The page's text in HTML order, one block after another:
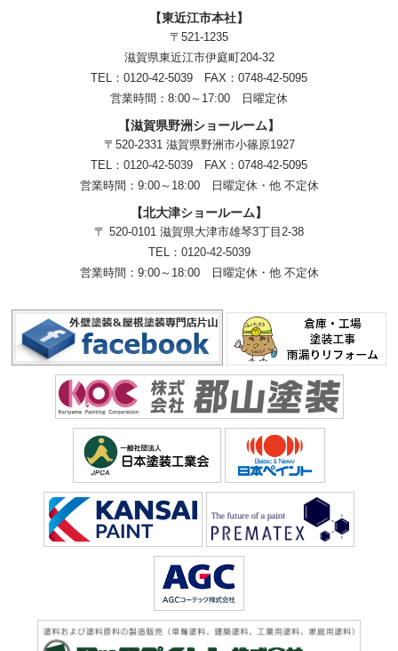
【東近江市本社】
〒521-1235
滋賀県東近江市伊庭町204-32
TEL：0120-42-5039 FAX：0748-42-5095
営業時間：8:00～17:00 日曜定休
【滋賀県野洲ショールーム】
〒520-2331 滋賀県野洲市小篠原1927
TEL： 0120-42-5039 FAX：0748-42-5095
営業時間：9:00～18:00
日曜定休・他 不定休
【北大津ショールーム】
〒 520-0101 滋賀県大津市雄琴3丁目2-38
TEL： 0120-42-5039
営業時間：9:00～18:00
日曜定休・他 不定休